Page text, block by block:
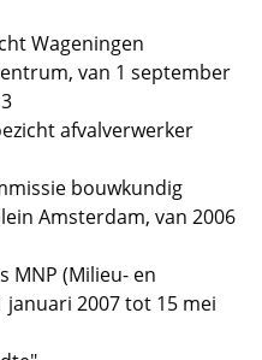
Wageningen
van 1 september
afvalverwerker
bouwkundig
Amsterdam, van 2006
MNP (Milieu- en
2007 tot 15 mei